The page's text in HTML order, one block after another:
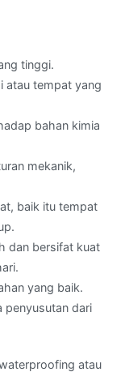
tinggi.
atau tempat yang
bahan kimia
mekanik,
baik itu tempat
dan bersifat kuat
yang baik.
penyusutan dari
atau